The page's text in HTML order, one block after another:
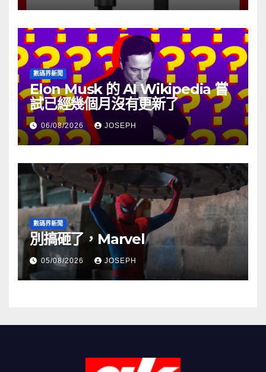
數碼界新聞
Elon Musk 的 AI Wikipedia 嘗
試已經幾個月沒有更新了
06/08/2026 JOSEPH
數碼界新聞
別搞砸了，Marvel
05/08/2026 JOSEPH